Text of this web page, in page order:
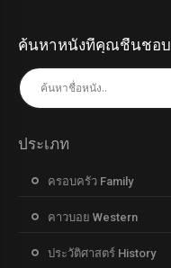
ค้นหาหนังที่คุณชื่นชอบ
ประเภท
ครอบครัว Family
คาวบอย Western
ประวัติศาสตร์ History